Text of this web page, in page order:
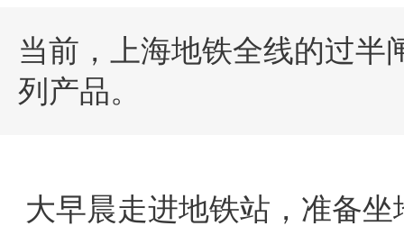
当前，上海地铁全线的过半
列产品。
大早晨走进地铁站，准备